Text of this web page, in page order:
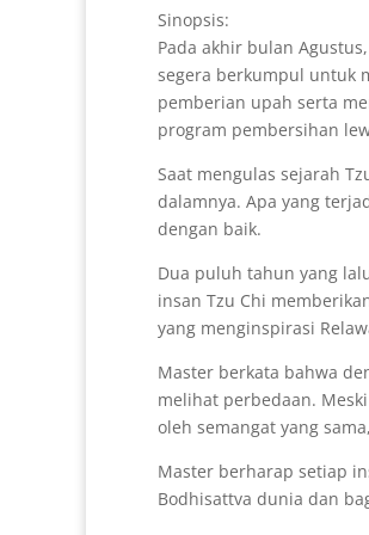
Sinopsis:
Pada akhir bulan
segera berkumpul untuk
pemberian upah serta
program pembersihan
Saat mengulas sejarah
dalamnya. Apa yang
dengan baik.
Dua puluh tahun yang
insan Tzu Chi
yang menginspirasi
Master berkata bahwa
melihat perbedaan.
oleh semangat yang
Master berharap setiap
Bodhisattva dunia dan